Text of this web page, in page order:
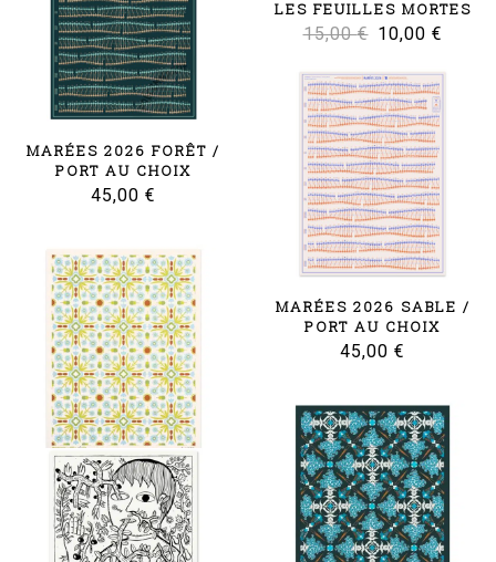
LES FEUILLES MORTES
15,00€ Le
initial
était :
15,00 €.
10,00 €
MARÉES 2026 FORÊT /
PORT AU CHOIX
45,00 €
MARÉES 2026 SABLE /
PORT AU CHOIX
45,00 €
MEGASOMA
28,00€